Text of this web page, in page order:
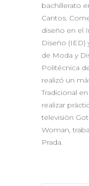
bachillerato
Cantos.
diseño en el
Diseño (IED)
de Moda y
Politécnica
realizó un
Tradicional
realizar
televisión
Woman,
Prada.